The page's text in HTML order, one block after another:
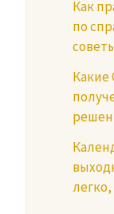
Как
по